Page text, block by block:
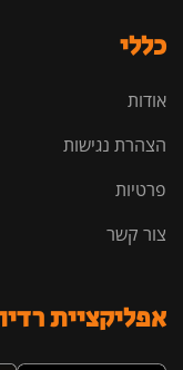
כללי
אודות
הצהרת נגישות
פרטיות
צור קשר
אפליקציית